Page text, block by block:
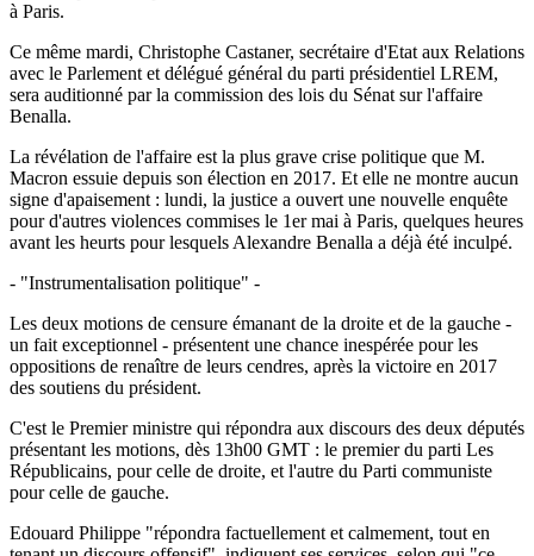
à Paris.
Ce même mardi, Christophe Castaner, secrétaire d'Etat aux Relations
avec le Parlement et délégué général du parti présidentiel LREM,
sera auditionné par la commission des lois du Sénat sur l'affaire
Benalla.
La révélation de l'affaire est la plus grave crise politique que M.
Macron essuie depuis son élection en 2017. Et elle ne montre aucun
signe d'apaisement : lundi, la justice a ouvert une nouvelle enquête
pour d'autres violences commises le 1er mai à Paris, quelques heures
avant les heurts pour lesquels Alexandre Benalla a déjà été inculpé.
- "Instrumentalisation politique" -
Les deux motions de censure émanant de la droite et de la gauche -
un fait exceptionnel - présentent une chance inespérée pour les
oppositions de renaître de leurs cendres, après la victoire en 2017
des soutiens du président.
C'est le Premier ministre qui répondra aux discours des deux députés
présentant les motions, dès 13h00 GMT : le premier du parti Les
Républicains, pour celle de droite, et l'autre du Parti communiste
pour celle de gauche.
Edouard Philippe "répondra factuellement et calmement, tout en